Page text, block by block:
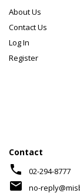
About Us
Contact Us
Log In
Register
Contact
phone 02-294-8777
mail no-